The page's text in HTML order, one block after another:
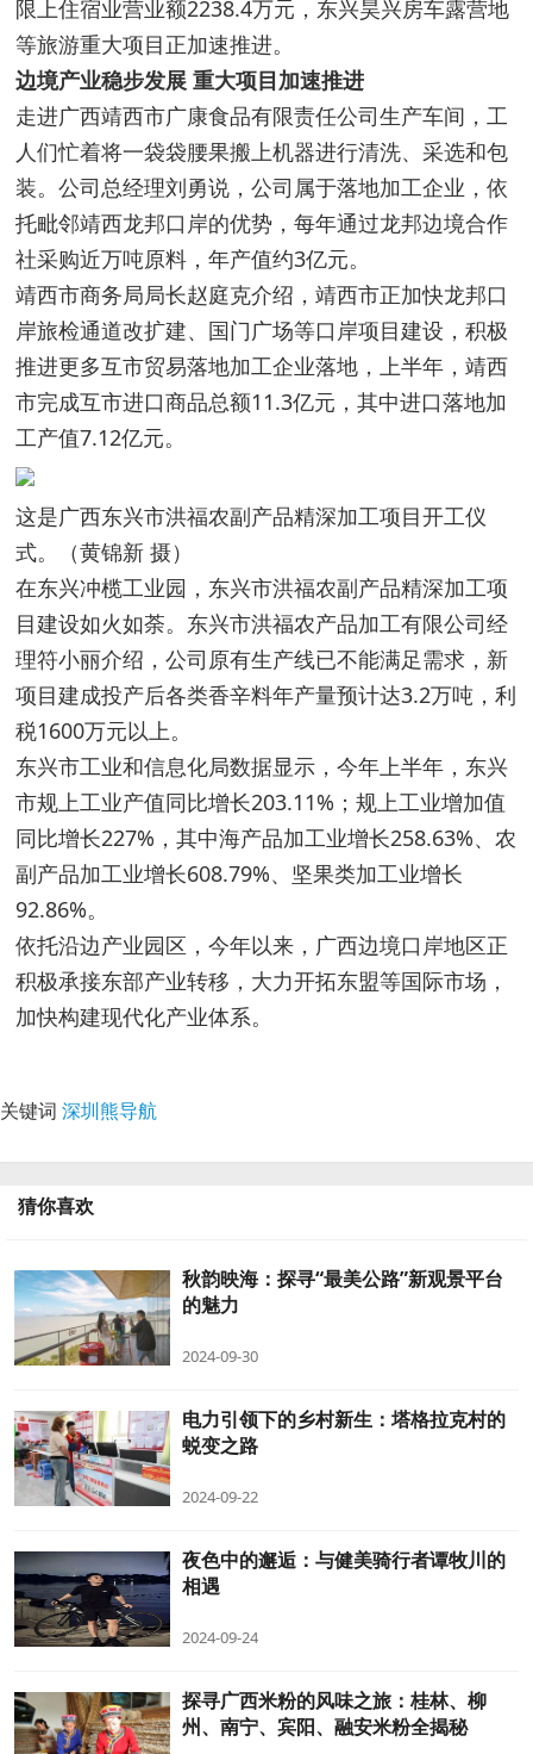
限上住宿业营业额2238.4万元，东兴昊兴房车露营地
等旅游重大项目正加速推进。
边境产业稳步发展 重大项目加速推进
走进广西靖西市广康食品有限责任公司生产车间，工
人们忙着将一袋袋腰果搬上机器进行清洗、采选和包
装。公司总经理刘勇说，公司属于落地加工企业，依
托毗邻靖西龙邦口岸的优势，每年通过龙邦边境合作
社采购近万吨原料，年产值约3亿元。
靖西市商务局局长赵庭克介绍，靖西市正加快龙邦口
岸旅检通道改扩建、国门广场等口岸项目建设，积极
推进更多互市贸易落地加工企业落地，上半年，靖西
市完成互市进口商品总额11.3亿元，其中进口落地加
工产值7.12亿元。
这是广西东兴市洪福农副产品精深加工项目开工仪
式。（黄锦新 摄）
在东兴冲榄工业园，东兴市洪福农副产品精深加工项
目建设如火如荼。东兴市洪福农产品加工有限公司经
理符小丽介绍，公司原有生产线已不能满足需求，新
项目建成投产后各类香辛料年产量预计达3.2万吨，利
税1600万元以上。
东兴市工业和信息化局数据显示，今年上半年，东兴
市规上工业产值同比增长203.11%；规上工业增加值
同比增长227%，其中海产品加工业增长258.63%、农
副产品加工业增长608.79%、坚果类加工业增长
92.86%。
依托沿边产业园区，今年以来，广西边境口岸地区正
积极承接东部产业转移，大力开拓东盟等国际市场，
加快构建现代化产业体系。
关键词 深圳熊导航
猜你喜欢
秋韵映海：探寻“最美公路”新观景平台
的魅力
2024-09-30
电力引领下的乡村新生：塔格拉克村的
蜕变之路
2024-09-22
夜色中的邂逅：与健美骑行者谭牧川的
相遇
2024-09-24
探寻广西米粉的风味之旅：桂林、柳
州、南宁、宾阳、融安米粉全揭秘